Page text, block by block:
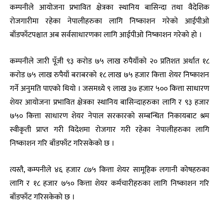
कम्पनीले आयोजना प्रभावित क्षेत्रका स्थानिय बासिन्दा तथा वैदेशिक
रोजगारीमा रहेका नेपालीहरुका लागि निष्काशन गरेको आईपीओ
बाँडफाँटपश्चात अब सर्वसाधारणका लागि आईपीओ निष्काशन गरेको हो ।
कम्पनीले जारी पूँजी ९३ करोड ७५ लाख रुपैयाँको २० प्रतिशत अर्थात १८
करोड ७५ लाख रुपैयाँ बराबरको १८ लाख ७५ हजार कित्ता शेयर निष्काशन
गर्ने अनुमति पाएको थियो । जसमध्ये ९ लाख ३७ हजार ५०० कित्ता साधारण
शेयर आयोजना प्रभावित क्षेत्रका स्थानिय बासिन्दाहरुका लागि र ९३ हजार
७५० कित्ता साधारण शेयर नेपाल सरकारको सम्बन्धित निकायबाट श्रम
स्वीकृती प्राप्त गरी विदेशमा रोजगार गरी रहेका नेपालीहरुका लागि
निष्काशन गरि बाँडफाँट गरिसकेको छ ।
त्यस्तै, कम्पनीले ४६ हजार ८७५ कित्ता शेयर सामूहिक लगानी कोषहरुका
लागि र १८ हजार ७५० कित्ता शेयर कर्मचारीहरुका लागि निष्काशन गरि
बाँडफाँट गरिसकेको छ ।